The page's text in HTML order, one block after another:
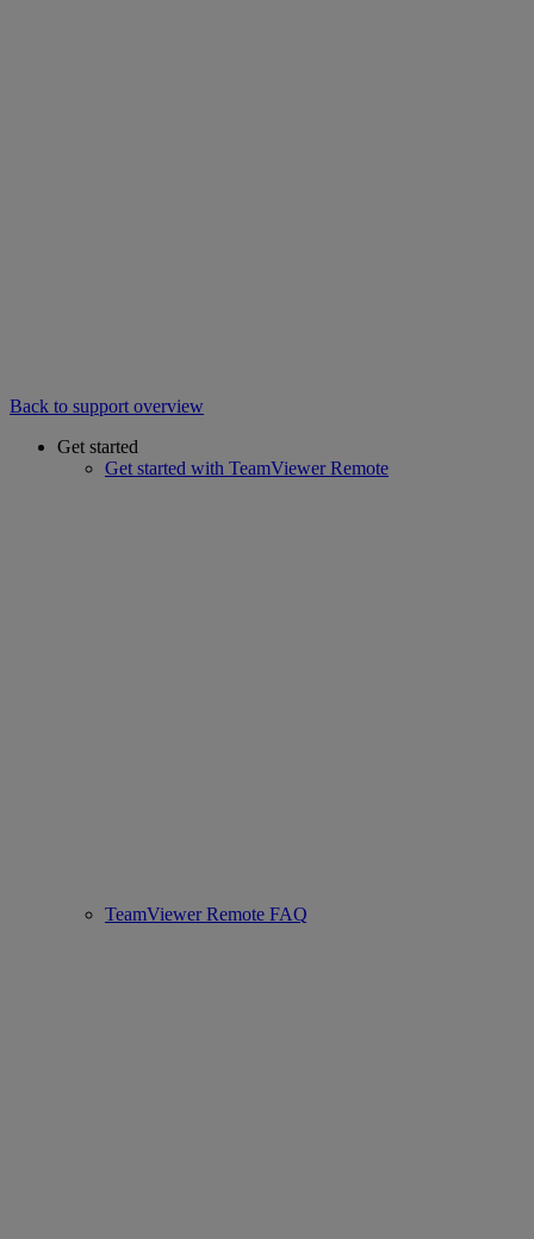
Back to support overview
Get started
Get started with TeamViewer Remote
TeamViewer Remote FAQ